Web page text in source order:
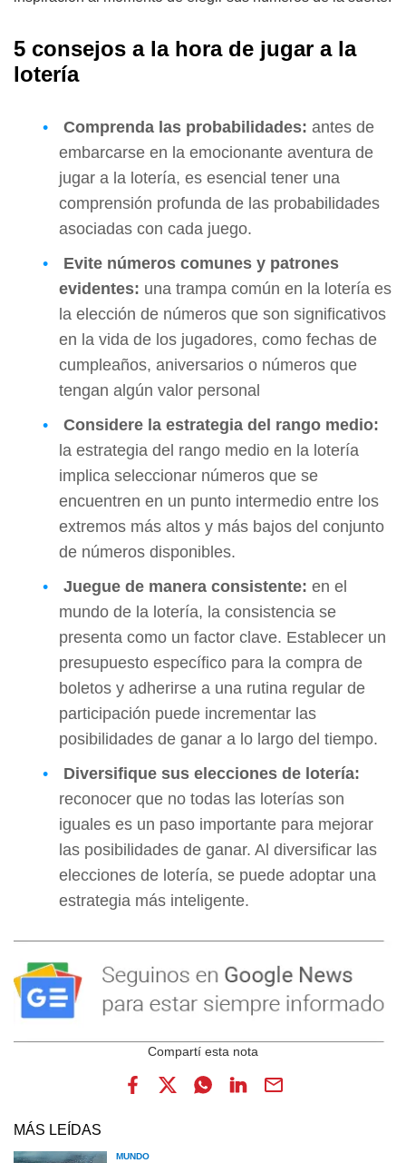
5 consejos a la hora de jugar a la
lotería
Comprenda las probabilidades: antes de
embarcarse en la emocionante aventura de
jugar a la lotería, es esencial tener una
comprensión profunda de las probabilidades
asociadas con cada juego.
Evite números comunes y patrones
evidentes: una trampa común en la lotería es
la elección de números que son significativos
en la vida de los jugadores, como fechas de
cumpleaños, aniversarios o números que
tengan algún valor personal
Considere la estrategia del rango medio:
la estrategia del rango medio en la lotería
implica seleccionar números que se
encuentren en un punto intermedio entre los
extremos más altos y más bajos del conjunto
de números disponibles.
Juegue de manera consistente: en el
mundo de la lotería, la consistencia se
presenta como un factor clave. Establecer un
presupuesto específico para la compra de
boletos y adherirse a una rutina regular de
participación puede incrementar las
posibilidades de ganar a lo largo del tiempo.
Diversifique sus elecciones de lotería:
reconocer que no todas las loterías son
iguales es un paso importante para mejorar
las posibilidades de ganar. Al diversificar las
elecciones de lotería, se puede adoptar una
estrategia más inteligente.
MÁS LEÍDAS
MUNDO